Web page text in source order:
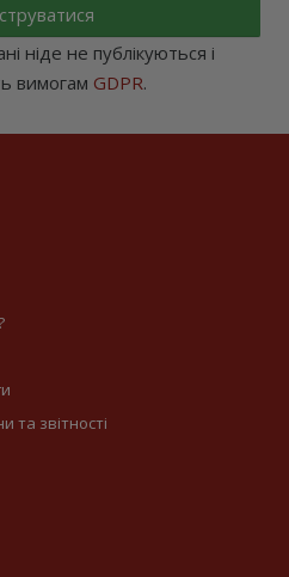
ніде не публікуються і
вимогам GDPR.
та звітності